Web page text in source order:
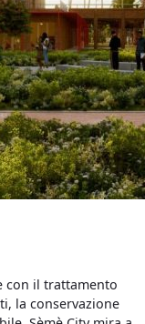
con il trattamento
la conservazione